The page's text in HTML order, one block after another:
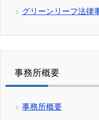
グリーンリーフ法律
事務所概要
事務所概要